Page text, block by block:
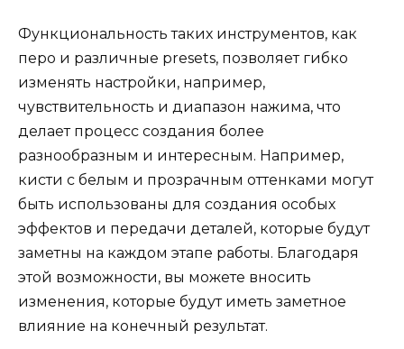
Функциональность таких инструментов, как
перо и различные presets, позволяет гибко
изменять настройки, например,
чувствительность и диапазон нажима, что
делает процесс создания более
разнообразным и интересным. Например,
кисти с белым и прозрачным оттенками могут
быть использованы для создания особых
эффектов и передачи деталей, которые будут
заметны на каждом этапе работы. Благодаря
этой возможности, вы можете вносить
изменения, которые будут иметь заметное
влияние на конечный результат.